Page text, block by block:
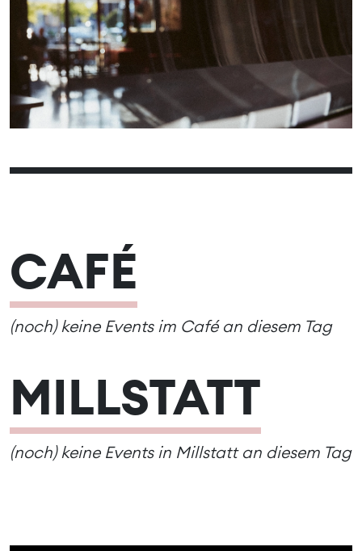
01 02
03
04
05 06 07 08 09
10
11
12 13 15 16
17
18
19 20 21 22 23
24
CAFÉ
(noch) keine Events im Café an diesem Tag
MILLSTATT
(noch) keine Events in Millstatt an diesem Tag